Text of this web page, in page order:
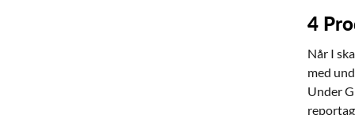
4
Når I
med
Under